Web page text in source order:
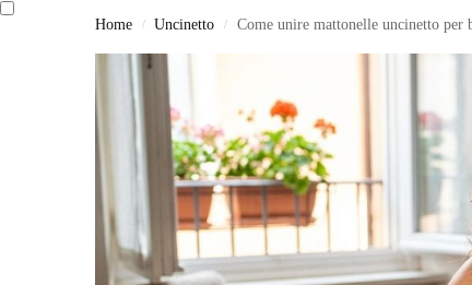
Home / Uncinetto / Come unire mattonelle uncinetto